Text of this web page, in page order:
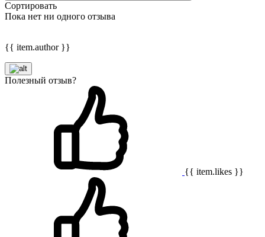
Сортировать
Пока нет ни одного отзыва
{{ item.author }}
Полезный отзыв?
{{ item.likes }}